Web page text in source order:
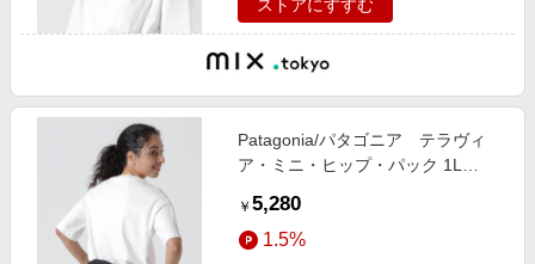
ストアにすすむ
Patagonia/パタゴニア テラヴィ
ア・ミニ・ヒップ・パック 1L
￥ 5,280
1.5%